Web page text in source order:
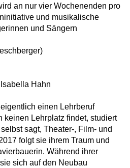
an nur vier Wochenenden pro
und musikalische
und Sängern
Hahn
einen Lehrberuf
keinen Lehrplatz findet, studiert
sagt, Theater-, Film- und
folgt sie ihrem Traum und
Während ihrer
sich auf den Neubau